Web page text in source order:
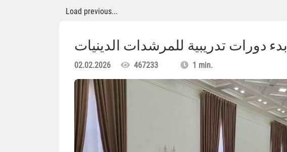
Load previous...
بدء دورات تدريبية للمرشدات الدينيات
02.02.2026 467233 1 min.